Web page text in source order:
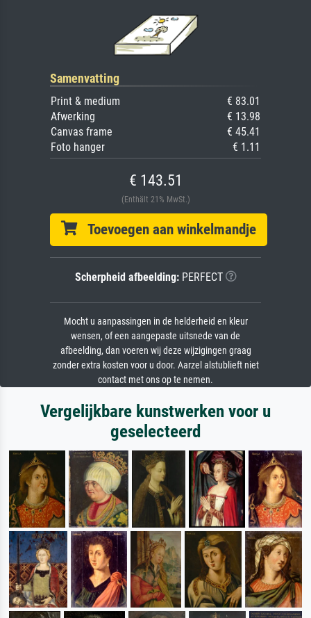
Samenvatting
Print & medium
€ 83.01
Afwerking
€ 13.98
Canvas frame
€ 45.41
Foto hanger
€ 1.11
€ 143.51
(Enthält 21% MwSt.)
Toevoegen aan winkelmandje
Scherpheid afbeelding:PERFECT
Mocht u aanpassingen in de helderheid en kleur
wensen, of een aangepaste uitsnede van de
afbeelding, dan voeren wij deze wijzigingen graag
zonder extra kosten voor u door. Aarzel alstublieft niet
contact met ons op te nemen.
Vergelijkbare kunstwerken voor u
geselecteerd